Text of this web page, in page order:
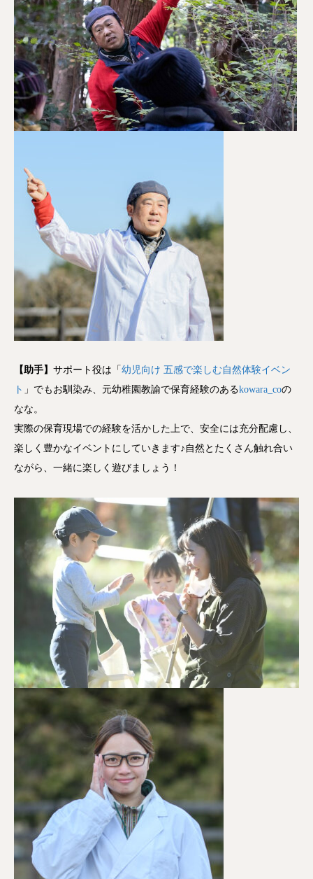
【助手】 サポート役は「 幼児向け 五感で楽しむ自然体験イベン
ト 」でもお馴染み、元幼稚園教諭で保育経験のあるkowara_coの
なな。
実際の保育現場での経験を活かした上で、安全には充分配慮し、
楽しく豊かなイベントにしていきます♪自然とたくさん触れ合い
ながら、一緒に楽しく遊びましょう！